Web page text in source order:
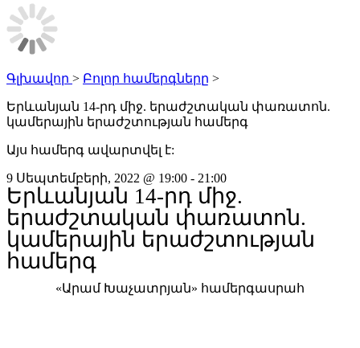
Գլխավոր > Բոլոր համերգները >
Երևանյան 14-րդ միջ. երաժշտական փառատոն.
կամերային երաժշտության համերգ
Այս համերգ ավարտվել է:
9 Սեպտեմբերի, 2022 @ 19:00 - 21:00
Երևանյան 14-րդ միջ.
երաժշտական փառատոն.
կամերային երաժշտության
համերգ
«Արամ Խաչատրյան» համերգասրահ